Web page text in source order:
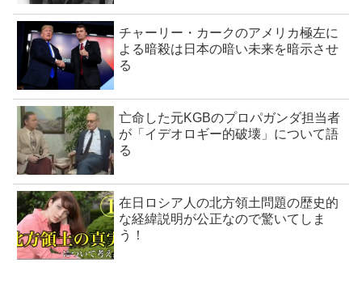
チャーリー・カークのアメリカ極左に
よる暗殺は日本の暗い未来を暗示させ
る
亡命した元KGBのプロパガンダ担当者
が「イデオロギー的破壊」について語
る
在日ロシア人の北方領土問題の歴史的
な経緯説明が公正なので驚いてしま
う！